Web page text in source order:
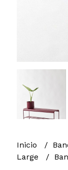
Inicio
Large